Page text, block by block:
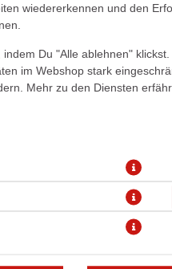
*
des Stores variieren.
wiedererkennen und den
Du "Alle ablehnen" klickst.
im Webshop stark
Mehr zu den Diensten